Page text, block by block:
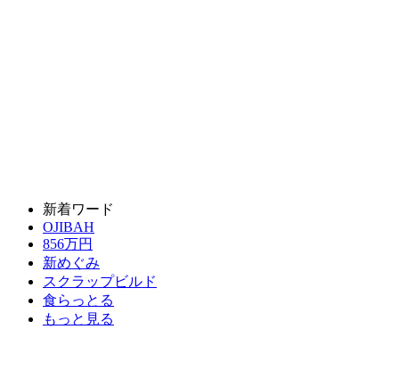
新着ワード
OJIBAH
856万円
新めぐみ
スクラップビルド
食らっとる
もっと見る